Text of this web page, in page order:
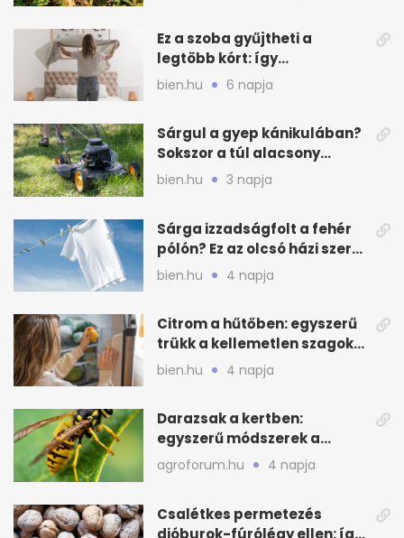
Ez a szoba gyűjtheti a
legtöbb kórt: így
mélytisztítsd otthon
bien.hu 6 napja
Sárgul a gyep kánikulában?
Sokszor a túl alacsony
fűnyírás a gond
bien.hu 3 napja
Sárga izzadságfolt a fehér
pólón? Ez az olcsó házi szer
beválhat
bien.hu 4 napja
Citrom a hűtőben: egyszerű
trükk a kellemetlen szagok
ellen
bien.hu 4 napja
Darazsak a kertben:
egyszerű módszerek a
távoltartásukra nyáron
agroforum.hu 4 napja
Csalétkes permetezés
dióburok-fúrólégy ellen: így